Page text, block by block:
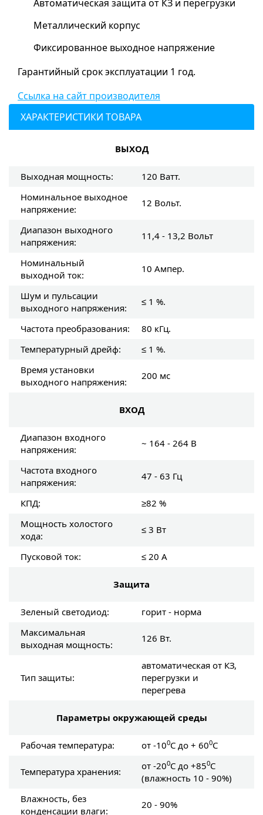
Автоматическая защита от КЗ и перегрузки
Металлический корпус
Фиксированное выходное напряжение
Гарантийный срок эксплуатации 1 год.
Ссылка на сайт производителя
ХАРАКТЕРИСТИКИ ТОВАРА
ВЫХОД
Выходная мощность:
120 Ватт.
Номинальное выходное
напряжение:
12 Вольт.
Диапазон выходного
напряжения:
11,4 - 13,2 Вольт
Номинальный
выходной ток:
10 Ампер.
Шум и пульсации
выходного напряжения:
≤ 1 %.
Частота преобразования:
80 кГц.
Температурный дрейф:
≤ 1 %.
Время установки
выходного напряжения:
200 мс
ВХОД
Диапазон входного
напряжения:
~ 164 - 264 В
Частота входного
напряжения:
47 - 63 Гц
КПД:
≥82 %
Мощность холостого
хода:
≤ 3 Вт
Пусковой ток: ≤ 20 А
Защита
Зеленый светодиод:
горит - норма
Максимальная
выходная мощность:
126 Вт.
Тип защиты:
автоматическая от КЗ,
перегрузки и
перегрева
Параметры окружающей среды
Рабочая температура: от -100C до + 600C
Температура хранения: от -200C до +850C
(влажность 10 - 90%)
Влажность, без
конденсации влаги:
20 - 90%